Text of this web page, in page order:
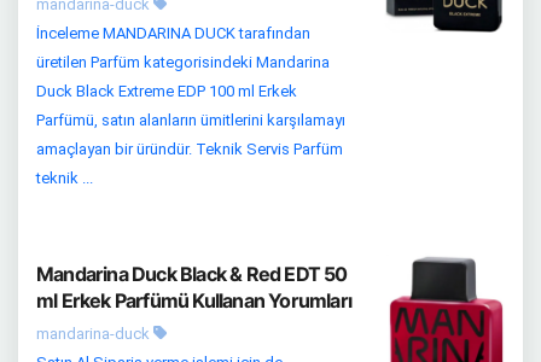
mandarina-duck
İnceleme MANDARINA DUCK tarafından
üretilen Parfüm kategorisindeki Mandarina
Duck Black Extreme EDP 100 ml Erkek
Parfümü, satın alanların ümitlerini karşılamayı
amaçlayan bir üründür. Teknik Servis Parfüm
teknik ...
Mandarina Duck Black & Red EDT 50
ml Erkek Parfümü Kullanan Yorumları
mandarina-duck